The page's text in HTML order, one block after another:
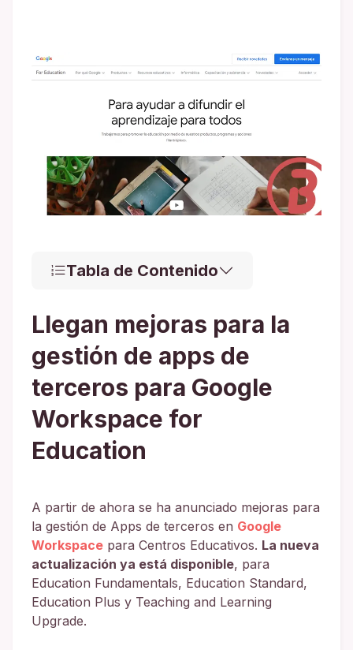
Tabla de Contenido
Llegan mejoras para la
gestión de apps de
terceros para Google
Workspace for
Education
A partir de ahora se ha anunciado mejoras para
la gestión de Apps de terceros en Google
Workspace para Centros Educativos. La nueva
actualización ya está disponible, para
Education Fundamentals, Education Standard,
Education Plus y Teaching and Learning
Upgrade.